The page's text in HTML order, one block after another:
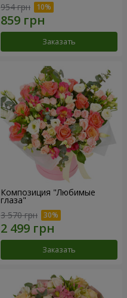
954 грн
Заказать
Композиция "Любимые
глаза"
3 570 грн
Заказать